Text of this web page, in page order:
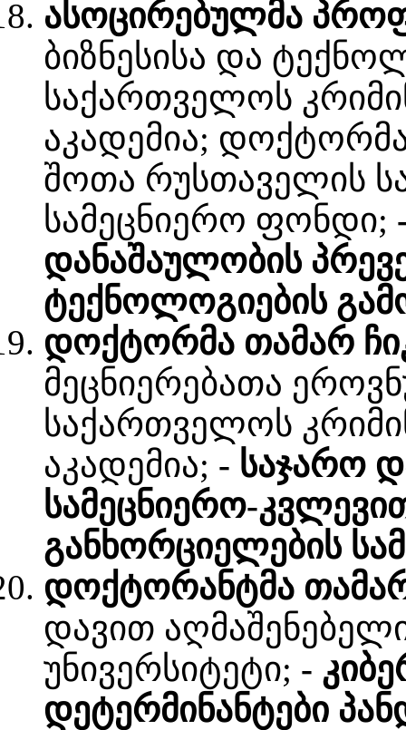
ასოცირებულმა
ბიზნესისა და
საქართველოს
აკადემია; დოქტორმა
შოთა რუსთაველის
სამეცნიერო ფონდი;
დანაშაულობის
ტექნოლოგიების
დოქტორმა თამარ
მეცნიერებათა
საქართველოს
აკადემია; - საჯარო
სამეცნიერო-
განხორციელების
დოქტორანტმა
დავით
უნივერსიტეტი; -
დეტერმინანტები